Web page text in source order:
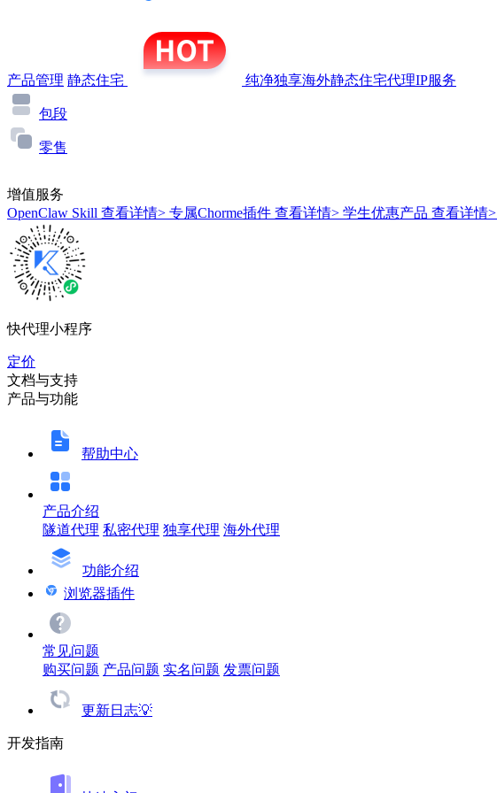
产品管理 静态住宅 纯净独享海外静态住宅代理IP服务
包段
零售
增值服务
OpenClaw Skill 查看详情> 专属Chorme插件 查看详情> 学生优惠产品 查看详情>
快代理小程序
定价
文档与支持
产品与功能
帮助中心
产品介绍
隧道代理 私密代理 独享代理 海外代理
功能介绍
浏览器插件
常见问题
购买问题 产品问题 实名问题 发票问题
更新日志💡
开发指南